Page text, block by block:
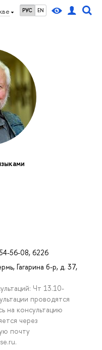
РУС EN
56-08, 6226
Гагарина б-р, д. 37,
Чт 13.10-
проводятся
на консультацию
через
почту